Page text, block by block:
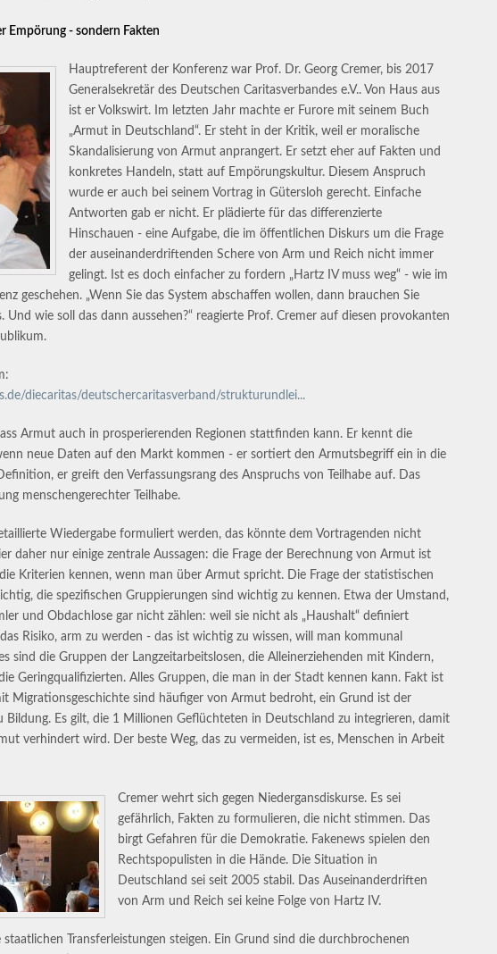
Empörung - sondern Fakten
Hauptreferent der Konferenz war Prof. Dr. Georg Cremer, bis 2017
Generalsekretär des Deutschen Caritasverbandes e.V.. Von Haus aus
ist er Volkswirt. Im letzten Jahr machte er Furore mit seinem Buch
„Armut in Deutschland“. Er steht in der Kritik, weil er moralische
Skandalisierung von Armut anprangert. Er setzt eher auf Fakten und
konkretes Handeln, statt auf Empörungskultur. Diesem Anspruch
wurde er auch bei seinem Vortrag in Gütersloh gerecht. Einfache
Antworten gab er nicht. Er plädierte für das differenzierte
Hinschauen - eine Aufgabe, die im öffentlichen Diskurs um die Frage
der auseinanderdriftenden Schere von Arm und Reich nicht immer
gelingt. Ist es doch einfacher zu fordern „Hartz IV muss weg“ - wie im
geschehen. „Wenn Sie das System abschaffen wollen, dann brauchen Sie
Und wie soll das dann aussehen?“ reagierte Prof. Cremer auf diesen provokanten
diecaritas/deutschercaritasverband/strukturundlei...
Armut auch in prosperierenden Regionen stattfinden kann. Er kennt die
neue Daten auf den Markt kommen - er sortiert den Armutsbegriff ein in die
er greift den Verfassungsrang des Anspruchs von Teilhabe auf. Das
menschengerechter Teilhabe.
Wiedergabe formuliert werden, das könnte dem Vortragenden nicht
daher nur einige zentrale Aussagen: die Frage der Berechnung von Armut ist
Kriterien kennen, wenn man über Armut spricht. Die Frage der statistischen
die spezifischen Gruppierungen sind wichtig zu kennen. Etwa der Umstand,
und Obdachlose gar nicht zählen: weil sie nicht als „Haushalt“ definiert
Risiko, arm zu werden - das ist wichtig zu wissen, will man kommunal
sind die Gruppen der Langzeitarbeitslosen, die Alleinerziehenden mit Kindern,
Geringqualifizierten. Alles Gruppen, die man in der Stadt kennen kann. Fakt ist
Migrationsgeschichte sind häufiger von Armut bedroht, ein Grund ist der
Bildung. Es gilt, die 1 Millionen Geflüchteten in Deutschland zu integrieren, damit
verhindert wird. Der beste Weg, das zu vermeiden, ist es, Menschen in Arbeit
Cremer wehrt sich gegen Niedergansdiskurse. Es sei
gefährlich, Fakten zu formulieren, die nicht stimmen. Das
birgt Gefahren für die Demokratie. Fakenews spielen den
Rechtspopulisten in die Hände. Die Situation in
Deutschland sei seit 2005 stabil. Das Auseinanderdriften
von Arm und Reich sei keine Folge von Hartz IV.
Transferleistungen steigen. Ein Grund sind die durchbrochenen